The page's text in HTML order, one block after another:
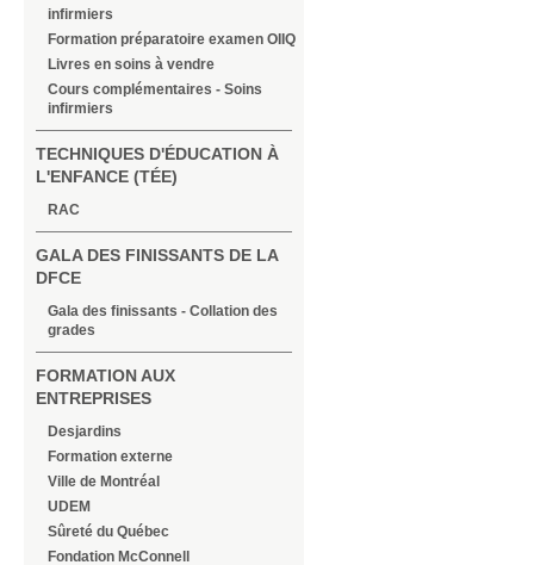
infirmiers
Formation préparatoire examen OIIQ
Livres en soins à vendre
Cours complémentaires - Soins
infirmiers
TECHNIQUES D'ÉDUCATION À
L'ENFANCE (TÉE)
RAC
GALA DES FINISSANTS DE LA
DFCE
Gala des finissants - Collation des
grades
FORMATION AUX
ENTREPRISES
Desjardins
Formation externe
Ville de Montréal
UDEM
Sûreté du Québec
Fondation McConnell